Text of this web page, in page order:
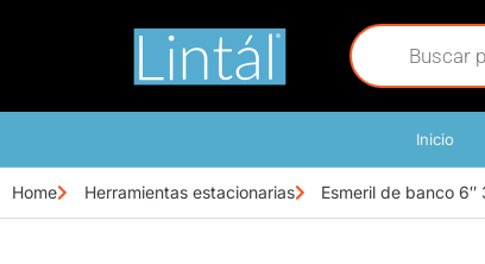
Inicio
Home Herramientas estacionarias Esmeril de banco